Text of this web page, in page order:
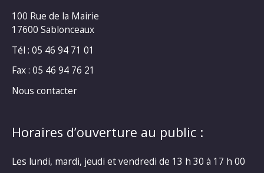
100 Rue de la Mairie
17600 Sablonceaux
Tél : 05 46 94 71 01
Fax : 05 46 94 76 21
Nous contacter
Horaires d’ouverture au public :
Les lundi, mardi, jeudi et vendredi de 13 h 30 à 17 h 00